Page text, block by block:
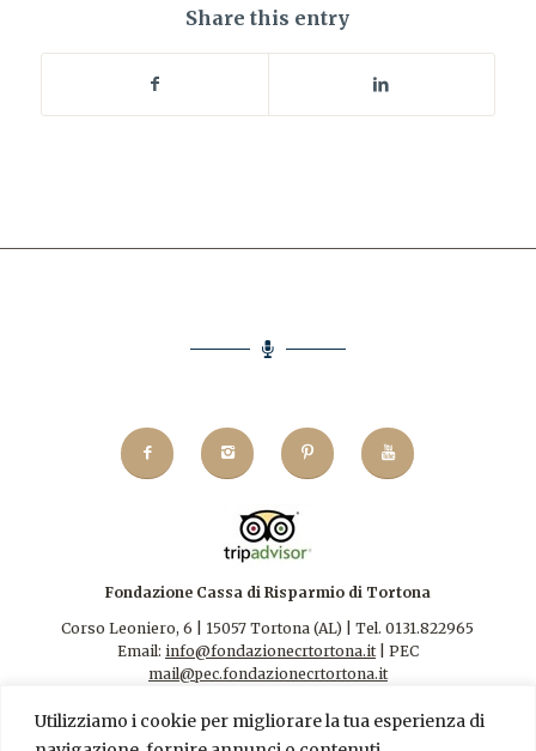
Utilizziamo i cookie per migliorare la tua esperienza di
Share this entry
Fondazione Cassa di Risparmio di Tortona
Corso Leoniero, 6 | 15057 Tortona (AL) | Tel. 0131.822965
Email: info@fondazionecrtortona.it| PEC
mail@pec.fondazionecrtortona.it